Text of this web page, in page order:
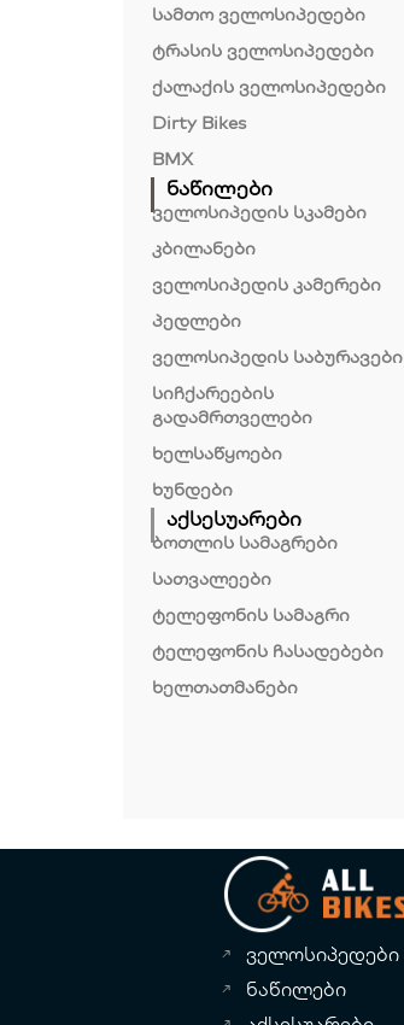
სამთო ველოსიპედები
ტრასის ველოსიპედები
ქალაქის ველოსიპედები
Dirty Bikes
BMX
ნაწილები
ველოსიპედის სკამები
კბილანები
ველოსიპედის კამერები
პედლები
ველოსიპედის საბურავები
სიჩქარეების
გადამრთველები
ხელსაწყოები
ხუნდები
აქსესუარები
ბოთლის სამაგრები
სათვალეები
ტელეფონის სამაგრი
ტელეფონის ჩასადებები
ხელთათმანები
ველოსიპედები
ნაწილები